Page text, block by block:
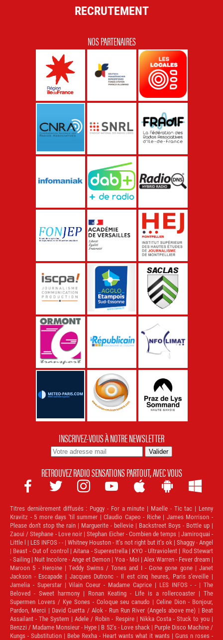
RECRUTEMENT
NOS PARTENAIRES
INSCRIVEZ-VOUS À NOTRE NEWSLETTER
RETROUVEZ RADIO SENSATIONS PARTOUT, AVEC VOUS
      
Titres dernièrement diffusés : Puggy - For a minute | Maelle - Tic tac | Lenny
Kravitz - 5 more days 'til summer | Claudio Capeo - Riche | James Morrison -
Please don't stop the rain | Marguerite - bellevie | Backstreet Boys - Bottle up |
Zaoui / Stephane - Love noir | Stephan Eicher - Combien de temps | Jamiroquai -
Little l | LES INFOS - - | Whitney Houston - It's not right but it's ok | Shaggy - Angel
| Beast - Out of control | Aitana - Superestrella | KYO - Ultraviolent | Rod Stewart
- Sailing | Nuit Incolore - Ange et Demon | Yoa - Moi | Alex Warren - Fever dream |
Maroon 5 - Heroine | Teddy Swims / Tones and I - Gone gone gone | Janet
Jackson - Escapade | Jacques Dutronc - Il est cinq heures, Paris s'eveille |
Jamelia - Superstar | Vilain Coeur - Madame Caprice | LES INFOS - - | The
Beloved - Sweet harmony | Ronan Keating - Life is a rollercoaster | The
Supermen Lovers / Kye Sones - Coloque seu canudo | Celine Dion - Bonjour,
Pardon, Merci | David Guetta / Alok - Run Run River (Angels above me) | Beat
Assailant - The System | Adele / Robin - Respire | Nikka Costa - Stuck to you |
Benzzi / Madame Monsieur - Hype | B 52's - Love shack | Purple Disco Machine /
Kungs - Substitution | Bebe Rexha - Heart wants what it wants | Guns n roses -